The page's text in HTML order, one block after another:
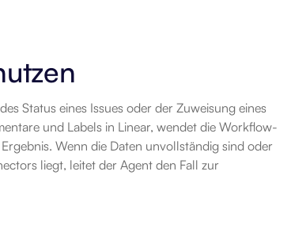
Status eines Issues oder der Zuweisung eines
und Labels in Linear, wendet die Workflow-
Wenn die Daten unvollständig sind oder
liegt, leitet der Agent den Fall zur